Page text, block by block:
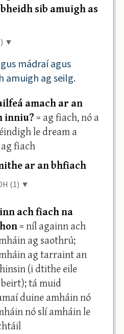
sib amuigh as
▼
mádraí agus
amuigh ag seilg.
amach ar an
inniu?= ag fiach, nó a
le dream a
fiach
ar an bhfiach
(1) ▼
ach fiach na
= níl againn ach
ag saothrú;
ag tarraint an
(i dtithe eile
tá muid
duine amháin nó
nó slí amháin le